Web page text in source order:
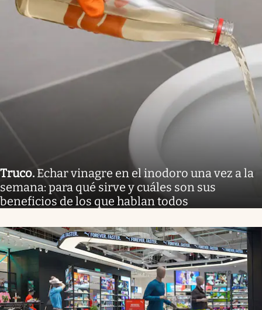
Truco. Echar vinagre en el inodoro una vez a la
semana: para qué sirve y cuáles son sus
beneficios de los que hablan todos